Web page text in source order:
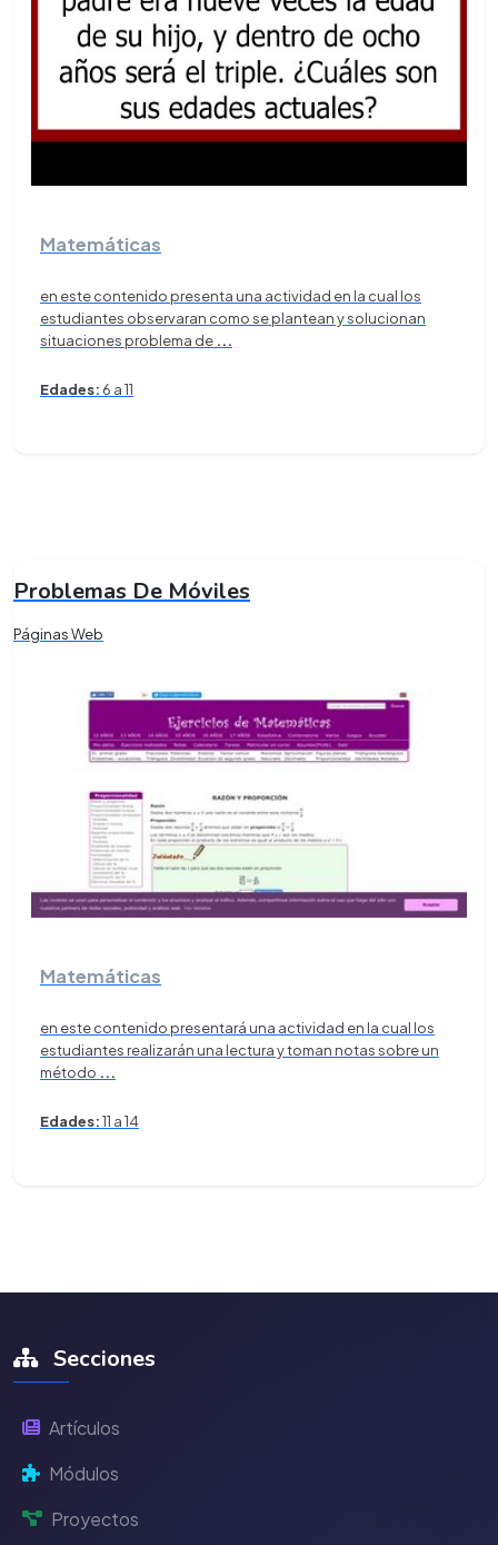
Matemáticas
en este contenido presenta una actividad en la cual los
estudiantes observaran como se plantean y solucionan
situaciones problema de ...
Edades: 6 a 11
Problemas De Móviles
Páginas Web
Matemáticas
en este contenido presentará una actividad en la cual los
estudiantes realizarán una lectura y toman notas sobre un
método ...
Edades:11 a 14
Secciones
Artículos
Módulos
Proyectos